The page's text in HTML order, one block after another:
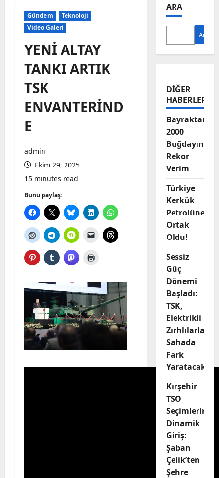
Gündem
Teknoloji
Video Galeri
YENİ ALTAY
TANKI ARTIK
TSK
ENVANTERİND
E
admin
Ekim 29, 2025
15 minutes read
Bunu paylaş:
ARA
Ara
DIĞER
HABERLER
Bayraktar-
2000
Buğdayında
Rekor
Verim
Türkiye
Kerkük
Petrolüne
Ortak
Oldu!
Sessiz
Güç
Dönemi
Başladı:
TSK,
Elektrikli
Zırhlılarla
Sahada
Fark
Yaratacak
Kırşehir
TSO
Seçimlerine
Dinamik
Giriş:
Şaban
Çelik’ten
Şehre